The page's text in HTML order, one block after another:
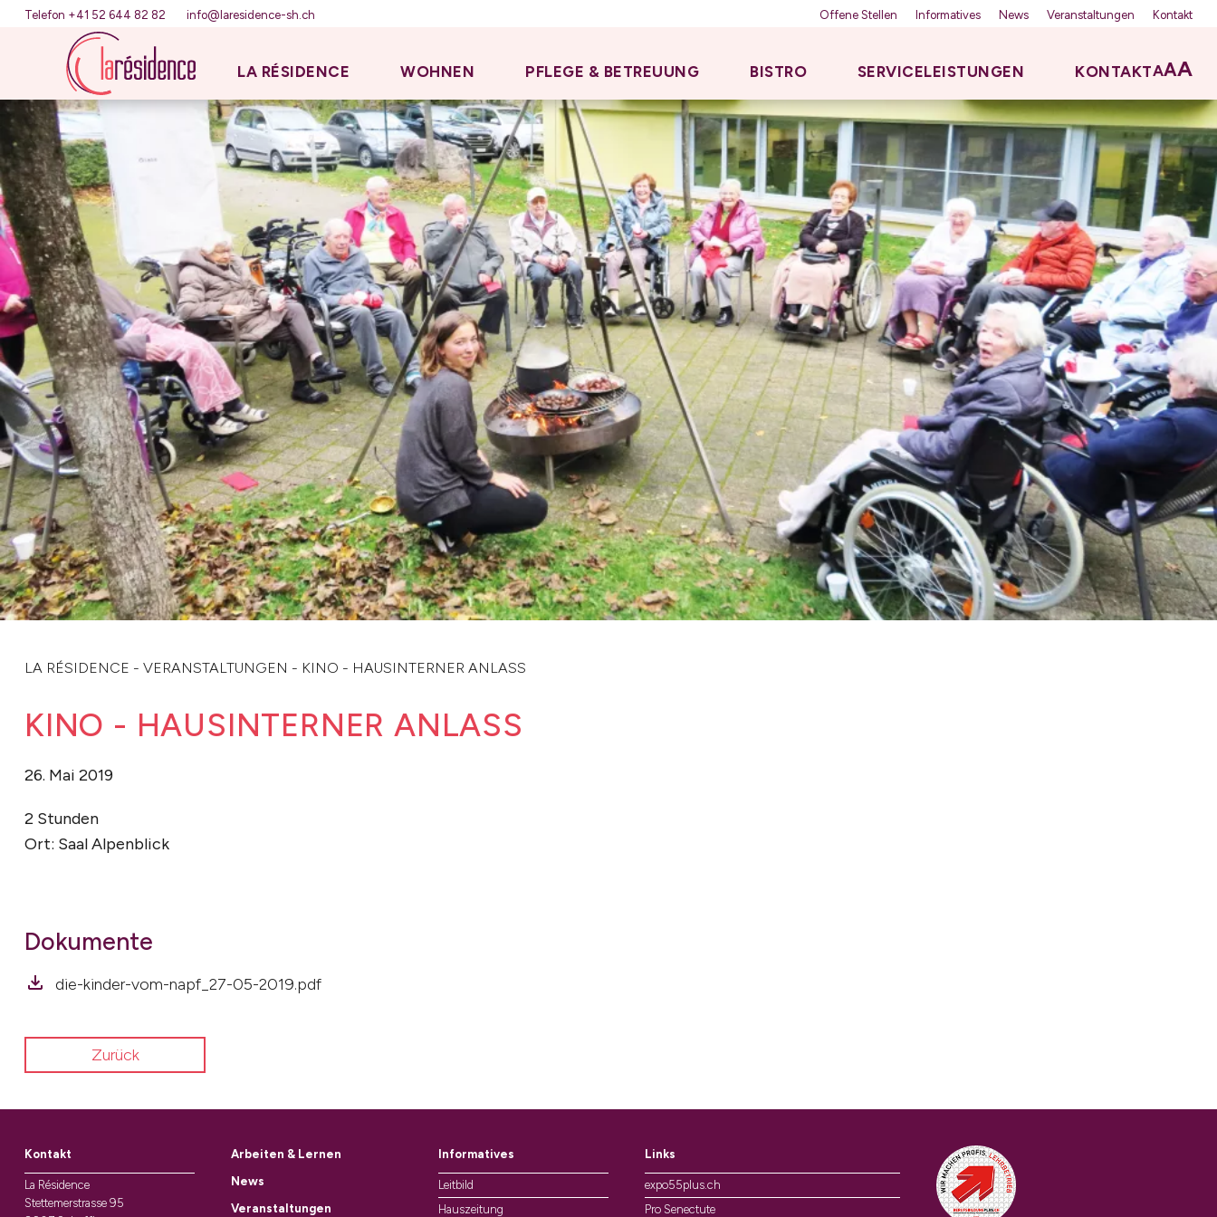
Telefon +41 52 644 82 82 info@laresidence-sh.ch Offene Stellen Informatives News Veranstaltungen Kontakt
LA RÉSIDENCE WOHNEN PFLEGE & BETREUUNG BISTRO SERVICELEISTUNGEN KONTAKTAAA
LA RÉSIDENCE - VERANSTALTUNGEN - KINO - HAUSINTERNER ANLASS
KINO - HAUSINTERNER ANLASS
26. Mai 2019
2 Stunden
Ort: Saal Alpenblick
Dokumente
die-kinder-vom-napf_27-05-2019.pdf
Zurück
Kontakt
La Résidence
Stettemerstrasse 95
Arbeiten & Lernen
News
Veranstaltungen
Informatives
Leitbild
Hauszeitung
Links
expo55plus.ch
Pro Senectute
Auszeichnungen